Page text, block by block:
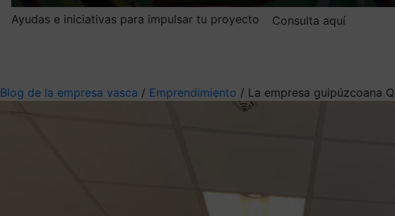
Ayudas e iniciativas para impulsar tu proyecto
Consulta aquí
Blog de la empresa vasca / Emprendimiento / La empresa guipúzcoana